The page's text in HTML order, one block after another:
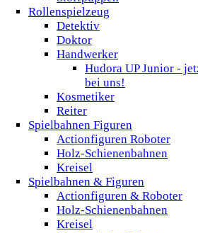
Rollenspielzeug
Detektiv
Doktor
Handwerker
Hudora UP Junior -
bei uns!
Kosmetiker
Reiter
Spielbahnen Figuren
Actionfiguren Roboter
Holz-Schienenbahnen
Kreisel
Spielbahnen & Figuren
Actionfiguren & Roboter
Holz-Schienenbahnen
Kreisel